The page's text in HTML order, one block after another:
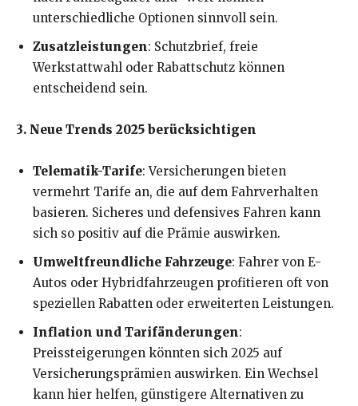
unterschiedliche Optionen sinnvoll sein.
Zusatzleistungen: Schutzbrief, freie
Werkstattwahl oder Rabattschutz können
entscheidend sein.
3. Neue Trends 2025 berücksichtigen
Telematik-Tarife: Versicherungen bieten
vermehrt Tarife an, die auf dem Fahrverhalten
basieren. Sicheres und defensives Fahren kann
sich so positiv auf die Prämie auswirken.
Umweltfreundliche Fahrzeuge: Fahrer von E-
Autos oder Hybridfahrzeugen profitieren oft von
speziellen Rabatten oder erweiterten Leistungen.
Inflation und Tarifänderungen:
Preissteigerungen könnten sich 2025 auf
Versicherungsprämien auswirken. Ein Wechsel
kann hier helfen, günstigere Alternativen zu